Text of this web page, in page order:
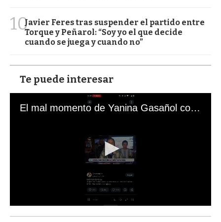
10Javier Feres tras suspender el partido entre
Torque y Peñarol: “Soy yo el que decide
cuando se juega y cuando no”
Te puede interesar
El mal momento de Yanina Gasañol con un hincha argentino en "Subrayado"
s